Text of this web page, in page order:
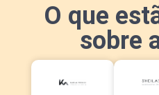
O que
sobre